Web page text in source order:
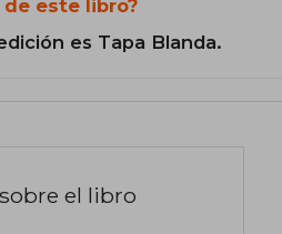
de este libro?
es Tapa Blanda.
el libro